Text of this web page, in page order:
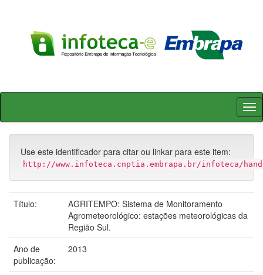
Skip
Use este identificador para citar ou linkar para este item:
http://www.infoteca.cnptia.embrapa.br/infoteca/
Título:
AGRITEMPO: Sistema de Monitoramento
Agrometeorológico: estações meteorológicas da
Região Sul.
Ano de
publicação:
2013